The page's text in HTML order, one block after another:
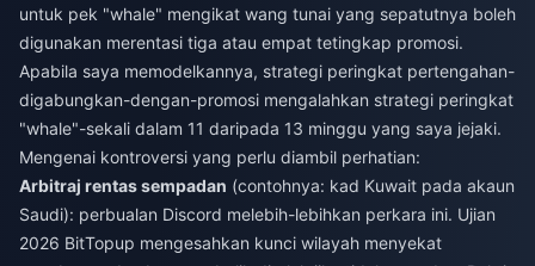
untuk pek "whale" mengikat wang tunai yang sepatutnya boleh
digunakan merentasi tiga atau empat tetingkap promosi.
Apabila saya memodelkannya, strategi peringkat pertengahan-
digabungkan-dengan-promosi mengalahkan strategi peringkat
"whale"-sekali dalam 11 daripada 13 minggu yang saya jejaki.
Mengenai kontroversi yang perlu diambil perhatian:
Arbitraj rentas sempadan (contohnya: kad Kuwait pada akaun
Saudi): perbualan Discord melebih-lebihkan perkara ini. Ujian
2026 BitTopup mengesahkan kunci wilayah menyekat